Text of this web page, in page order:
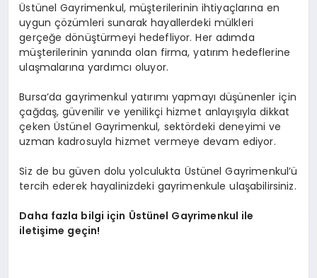
Üstünel Gayrimenkul, müşterilerinin ihtiyaçlarına en
uygun çözümleri sunarak hayallerdeki mülkleri
gerçeğe dönüştürmeyi hedefliyor. Her adımda
müşterilerinin yanında olan firma, yatırım hedeflerine
ulaşmalarına yardımcı oluyor.
Bursa’da gayrimenkul yatırımı yapmayı düşünenler için
çağdaş, güvenilir ve yenilikçi hizmet anlayışıyla dikkat
çeken Üstünel Gayrimenkul, sektördeki deneyimi ve
uzman kadrosuyla hizmet vermeye devam ediyor.
Siz de bu güven dolu yolculukta Üstünel Gayrimenkul’ü
tercih ederek hayalinizdeki gayrimenkule ulaşabilirsiniz.
Daha fazla bilgi için Üstünel Gayrimenkul ile
iletişime geçin!